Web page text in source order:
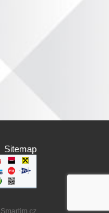
Sitemap
Smartim.cz